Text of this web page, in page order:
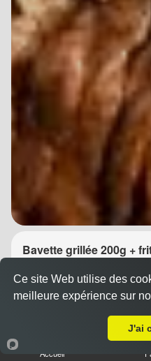
Bavette grillée 200g +
Dès14.90 €
Accueil
Ce site Web utilise des
meilleure expérience sur
J'ai